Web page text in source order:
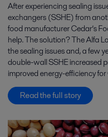
After experiencing sealing
exchangers (SSHE) from
food manufacturer Cedar’s
help. The solution? The Alfa
the sealing issues and, a few
double-wall SSHE increased
improved energy-efficiency for
Read the full story